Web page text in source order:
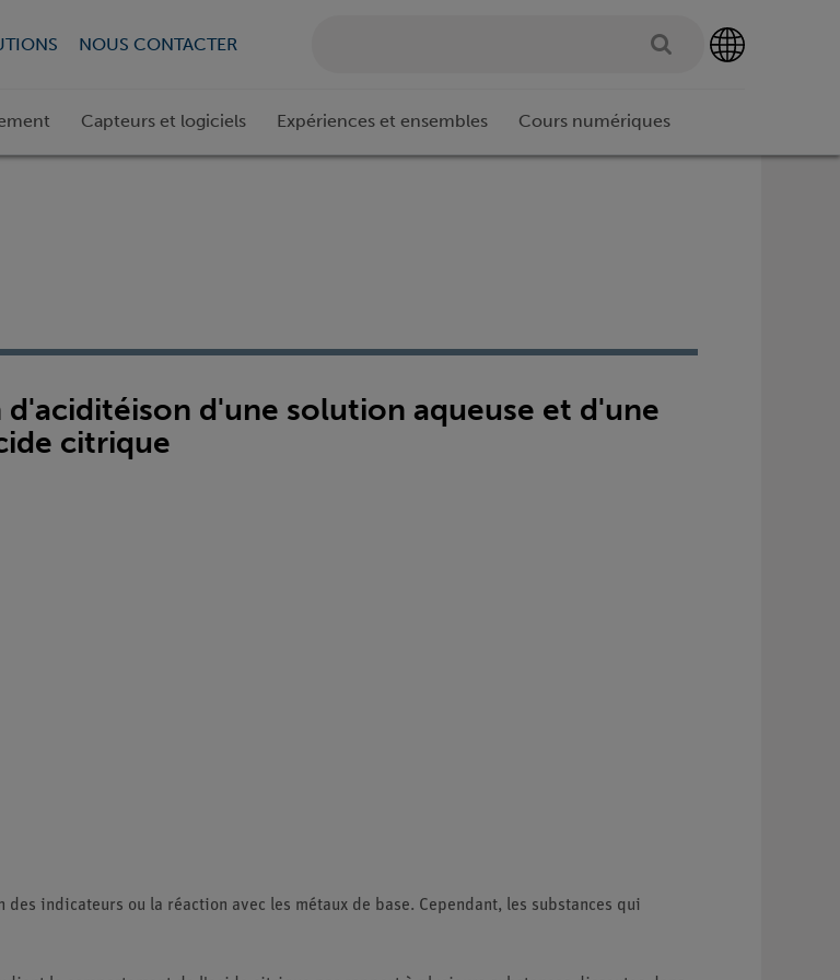
NOUS CONTACTER
Capteurs et logiciels Expériences et ensembles Cours numériques
d'une solution aqueuse et d'une
citrique
indicateurs ou la réaction avec les métaux de base. Cependant, les substances qui